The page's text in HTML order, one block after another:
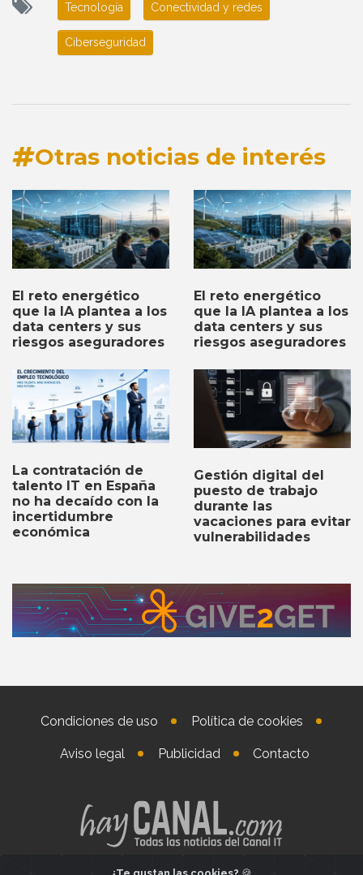
Tecnología Conectividad y redes
Ciberseguridad
Otras noticias de interés
El reto energético
que la IA plantea a los
data centers y sus
riesgos aseguradores
El reto energético
que la IA plantea a los
data centers y sus
riesgos aseguradores
La contratación de
talento IT en España
no ha decaído con la
incertidumbre
económica
Gestión digital del
puesto de trabajo
durante las
vacaciones para evitar
vulnerabilidades
Condiciones de uso Política de cookies
Aviso legal Publicidad Contacto